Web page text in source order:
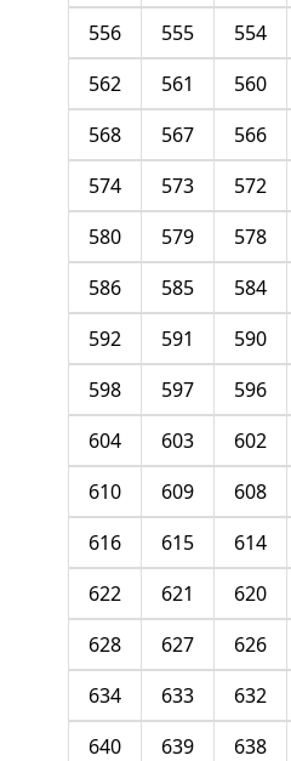
554
555
556
560
561
562
566
567
568
572
573
574
578
579
580
584
585
586
590
591
592
596
597
598
602
603
604
608
609
610
614
615
616
620
621
622
626
627
628
632
633
634
638
639
640